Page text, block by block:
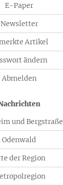
E-Paper
Newsletter
Artikel
ändern
Abmelden
und Bergstraße
Odenwald
der Region